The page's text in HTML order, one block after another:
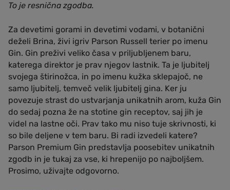
To je resnična zgodba.
Za devetimi gorami in devetimi vodami, v botanični
deželi Brina, živi igriv Parson Russell terier po imenu
Gin. Gin preživi veliko časa v priljubljenem baru,
katerega direktor je prav njegov lastnik. Ta je ljubitelj
svojega štirinožca, in po imenu kužka sklepajoč, ne
samo ljubitelj, temveč velik ljubitelj gina. Ker ju
povezuje strast do ustvarjanja unikatnih arom, kuža Gin
do sedaj pozna že na stotine gin receptov, saj jih je
videl na lastne oči. Prav tako mu niso tuje skrivnosti, ki
so bile deljene v tem baru. Bi radi izvedeli katere?
Parson Premium Gin predstavlja poosebitev unikatnih
zgodb in je tukaj za vse, ki hrepenijo po najboljšem.
Prosimo, uživajte odgovorno.